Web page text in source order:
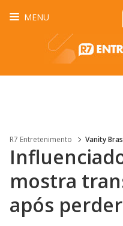
MENU
R7 Entretenimento Vanity
mostra
após